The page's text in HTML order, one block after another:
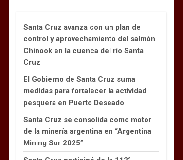
Santa Cruz avanza con un plan de
control y aprovechamiento del salmón
Chinook en la cuenca del río Santa
Cruz
El Gobierno de Santa Cruz suma
medidas para fortalecer la actividad
pesquera en Puerto Deseado
Santa Cruz se consolida como motor
de la minería argentina en “Argentina
Mining Sur 2025”